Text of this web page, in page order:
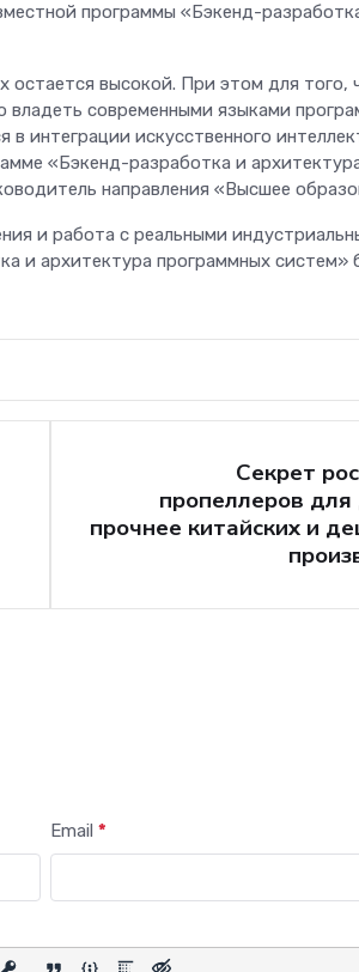
программы «Бэкенд-
высокой. При этом для того,
современными языками
интеграции искусственного
«Бэкенд-разработка и
направления «Высшее
и работа с реальными
и архитектура программных систем»
Секрет
пропеллеров для
прочнее китайских и
Email *
Вод до